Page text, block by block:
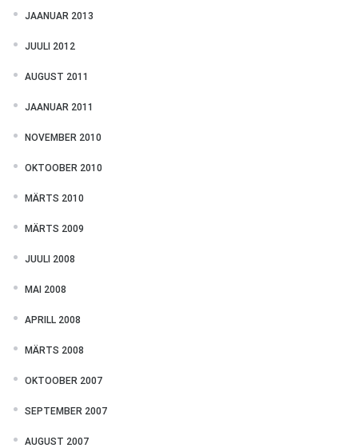
JAANUAR 2013
JUULI 2012
AUGUST 2011
JAANUAR 2011
NOVEMBER 2010
OKTOOBER 2010
MÄRTS 2010
MÄRTS 2009
JUULI 2008
MAI 2008
APRILL 2008
MÄRTS 2008
OKTOOBER 2007
SEPTEMBER 2007
AUGUST 2007